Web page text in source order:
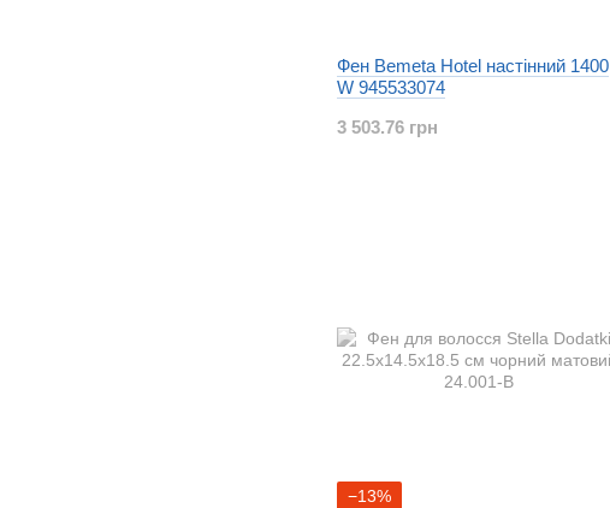
Фен Bemeta Hotel настінний 1400
W 945533074
3 503.76 грн
−13%